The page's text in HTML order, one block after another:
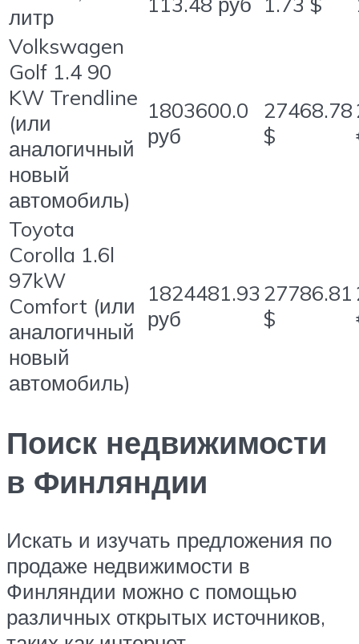
литр
Volkswagen
Golf 1.4 90
KW Trendline
(или
аналогичный
новый
автомобиль)
1803600.0
руб
27468.78
$
Toyota
Corolla 1.6l
97kW
Comfort (или
аналогичный
новый
автомобиль)
1824481.93
руб
27786.81
$
Поиск недвижимости
в Финляндии
Искать и изучать предложения по
продаже недвижимости в
Финляндии можно с помощью
различных открытых источников,